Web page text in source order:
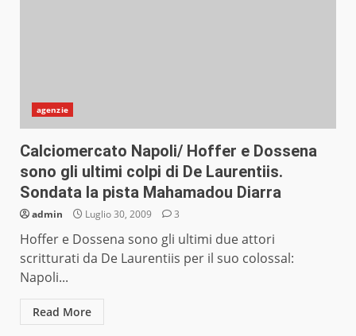
agenzie
Calciomercato Napoli/ Hoffer e Dossena
sono gli ultimi colpi di De Laurentiis.
Sondata la pista Mahamadou Diarra
admin Luglio 30, 2009 3
Hoffer e Dossena sono gli ultimi due attori
scritturati da De Laurentiis per il suo colossal:
Napoli...
Read More